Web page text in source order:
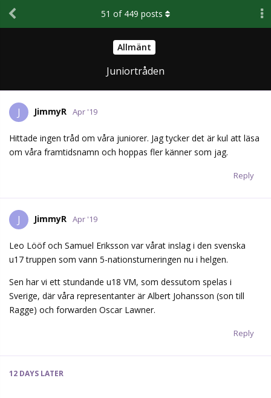
Allmänt
Juniortråden
51 of 449 posts
J JimmyR Apr '19
Hittade ingen tråd om våra juniorer. Jag tycker det är kul att läsa
om våra framtidsnamn och hoppas fler känner som jag.
Reply
J JimmyR Apr '19
Leo Lööf och Samuel Eriksson var vårat inslag i den svenska
u17 truppen som vann 5-nationsturneringen nu i helgen.
Sen har vi ett stundande u18 VM, som dessutom spelas i
Sverige, där våra representanter är Albert Johansson (son till
Ragge) och forwarden Oscar Lawner.
Reply
12 DAYS LATER